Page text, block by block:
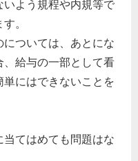
よう規程や内規等で
。
ついては、あとにな
給与の一部として看
にはできないことを
当てはめても問題はな